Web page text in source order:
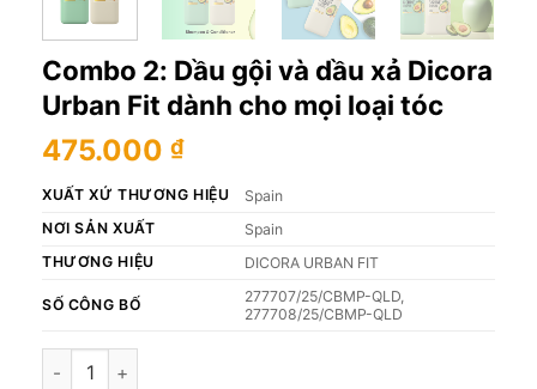
Combo 2: Dầu gội và dầu xả Dicora
Urban Fit dành cho mọi loại tóc
475.000 ₫
XUẤT XỨ THƯƠNG HIỆU
Spain
NƠI SẢN XUẤT
Spain
THƯƠNG HIỆU
DICORA URBAN FIT
SỐ CÔNG BỐ
277707/25/CBMP-QLD,
277708/25/CBMP-QLD
Combo 2: Dầu gội và dầu xả Dicora Urban Fit dành cho mọi